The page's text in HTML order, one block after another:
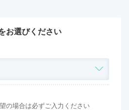
お選びください
の場合は必ずご入力ください